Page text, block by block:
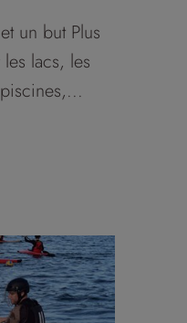
un but Plus
lacs, les